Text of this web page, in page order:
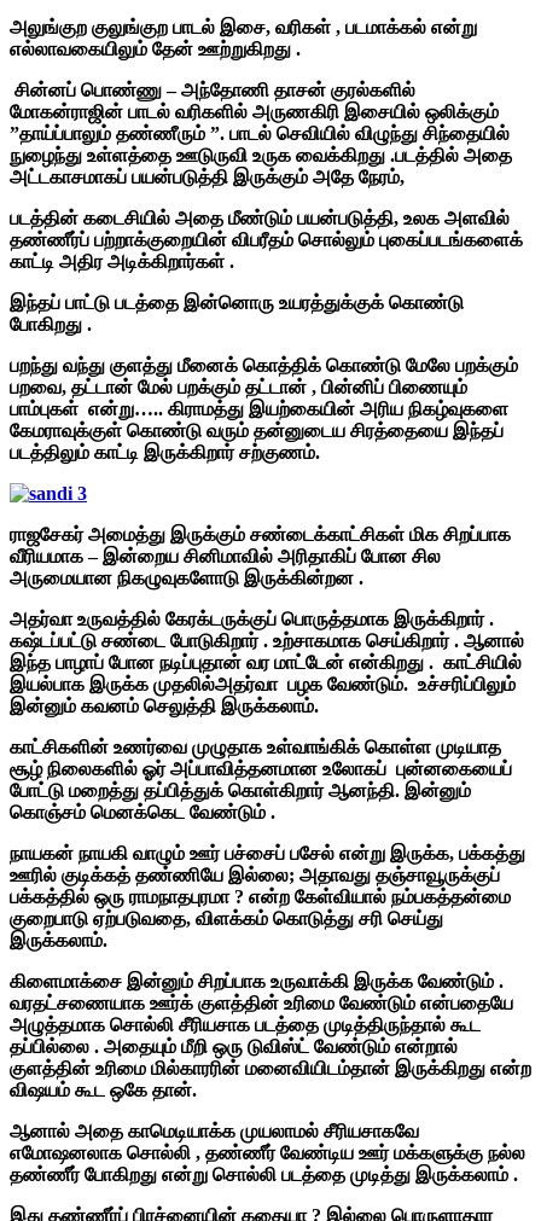
அலுங்குற குலுங்குற பாடல் இசை, வரிகள் , படமாக்கல் என்று
எல்லாவகையிலும் தேன் ஊற்றுகிறது .
சின்னப் பொண்ணு – அந்தோணி தாசன் குரல்களில்
மோகன்ராஜின் பாடல் வரிகளில் அருணகிரி இசையில் ஒலிக்கும்
”தாய்ப்பாலும் தண்ணீரும் ”. பாடல் செவியில் விழுந்து சிந்தையில்
நுழைந்து உள்ளத்தை ஊடுருவி உருக வைக்கிறது .படத்தில் அதை
அட்டகாசமாகப் பயன்படுத்தி இருக்கும் அதே நேரம்,
படத்தின் கடைசியில் அதை மீண்டும் பயன்படுத்தி, உலக அளவில்
தண்ணீர்ப் பற்றாக்குறையின் விபரீதம் சொல்லும் புகைப்படங்களைக்
காட்டி அதிர அடிக்கிறார்கள் .
இந்தப் பாட்டு படத்தை இன்னொரு உயரத்துக்குக் கொண்டு
போகிறது .
பறந்து வந்து குளத்து மீனைக் கொத்திக் கொண்டு மேலே பறக்கும்
பறவை, தட்டான் மேல் பறக்கும் தட்டான் , பின்னிப் பிணையும்
பாம்புகள் என்று….. கிராமத்து இயற்கையின் அரிய நிகழ்வுகளை
கேமராவுக்குள் கொண்டு வரும் தன்னுடைய சிரத்தையை இந்தப்
படத்திலும் காட்டி இருக்கிறார் சற்குணம்.
ராஜசேகர் அமைத்து இருக்கும் சண்டைக்காட்சிகள் மிக சிறப்பாக
வீரியமாக – இன்றைய சினிமாவில் அரிதாகிப் போன சில
அருமையான நிகழுவுகளோடு இருக்கின்றன .
அதர்வா உருவத்தில் கேரக்டருக்குப் பொருத்தமாக இருக்கிறார் .
கஷ்டப்பட்டு சண்டை போடுகிறார் . உற்சாகமாக செய்கிறார் . ஆனால்
இந்த பாழாப் போன நடிப்புதான் வர மாட்டேன் என்கிறது . காட்சியில்
இயல்பாக இருக்க முதலில்அதர்வா பழக வேண்டும். உச்சரிப்பிலும்
இன்னும் கவனம் செலுத்தி இருக்கலாம்.
காட்சிகளின் உணர்வை முழுதாக உள்வாங்கிக் கொள்ள முடியாத
சூழ் நிலைகளில் ஓர் அப்பாவித்தனமான உலோகப் புன்னகையைப்
போட்டு மறைத்து தப்பித்துக் கொள்கிறார் ஆனந்தி. இன்னும்
கொஞ்சம் மெனக்கெட வேண்டும் .
நாயகன் நாயகி வாழும் ஊர் பச்சைப் பசேல் என்று இருக்க, பக்கத்து
ஊரில் குடிக்கத் தண்ணியே இல்லை; அதாவது தஞ்சாவூருக்குப்
பக்கத்தில் ஒரு ராமநாதபுரமா ? என்ற கேள்வியால் நம்பகத்தன்மை
குறைபாடு ஏற்படுவதை, விளக்கம் கொடுத்து சரி செய்து
இருக்கலாம்.
கிளைமாக்சை இன்னும் சிறப்பாக உருவாக்கி இருக்க வேண்டும் .
வரதட்சணையாக ஊர்க் குளத்தின் உரிமை வேண்டும் என்பதையே
அழுத்தமாக சொல்லி சீரியசாக படத்தை முடித்திருந்தால் கூட
தப்பில்லை . அதையும் மீறி ஒரு டுவிஸ்ட் வேண்டும் என்றால்
குளத்தின் உரிமை மில்காரரின் மனைவியிடம்தான் இருக்கிறது என்ற
விஷயம் கூட ஒகே தான்.
ஆனால் அதை காமெடியாக்க முயலாமல் சீரியசாகவே
எமோஷனலாக சொல்லி , தண்ணீர் வேண்டிய ஊர் மக்களுக்கு நல்ல
தண்ணீர் போகிறது என்று சொல்லி படத்தை முடித்து இருக்கலாம் .
இது தண்ணீர்ப் பிரச்னையின் கதையா ? இல்லை பொருளாதார